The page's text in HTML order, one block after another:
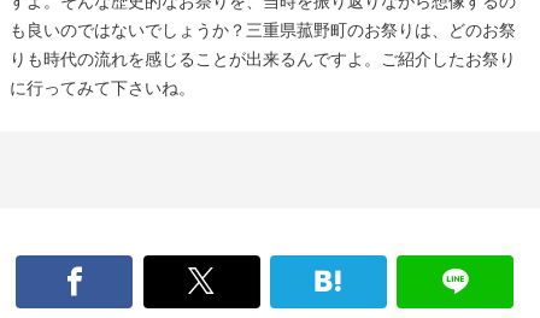
も良いのではないでしょうか？三重県菰野町のお祭りは、どのお祭
りも時代の流れを感じることが出来るんですよ。ご紹介したお祭り
に行ってみて下さいね。